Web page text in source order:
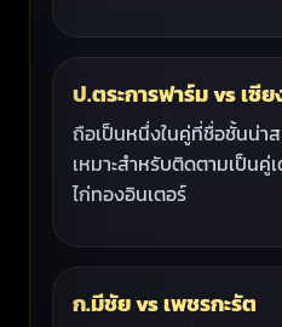
ป.ตระการฟาร์ม vs เซี
ถือเป็นหนึ่งในคู่ที่ชื่อชั้นน่า
เหมาะสำหรับติดตามเป็นคู่
ไก่ทองอินเตอร์
ก.มีชัย vs เพชรกะรัต